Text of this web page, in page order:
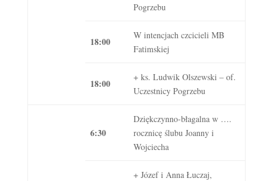
Pogrzebu
18:00
W intencjach czcicieli MB
Fatimskiej
18:00
+ ks. Ludwik Olszewski – of.
Uczestnicy Pogrzebu
6:30
Dziękczynno-błagalna w ….
rocznicę ślubu Joanny i
Wojciecha
+ Józef i Anna Łuczaj,